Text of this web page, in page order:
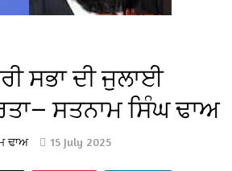
ਸਭਾ ਦੀ ਜੁਲਾਈ
ਸਤਨਾਮ ਸਿੰਘ ਢਾਅ
ਢਾਅ 15 July 2025